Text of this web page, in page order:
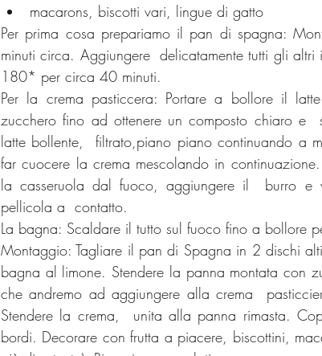
macarons, biscotti vari, lingue di gatto
Per prima cosa prepariamo il pan di spagna:
minuti circa. Aggiungere  delicatamente tutti gli
180* per circa 40 minuti.
Per la crema pasticcera: Portare a bollore il
zucchero fino ad ottenere un composto chiaro e
latte bollente,  filtrato,piano piano continuando a
far cuocere la crema mescolando in
la casseruola dal fuoco, aggiungere il  burro e
pellicola a  contatto.
La bagna: Scaldare il tutto sul fuoco fino a bollore
Montaggio: Tagliare il pan di Spagna in 2 dischi
bagna al limone. Stendere la panna montata con
che andremo ad aggiungere alla crema
Stendere la crema,  unita alla panna rimasta.
bordi. Decorare con frutta a piacere, biscottini,